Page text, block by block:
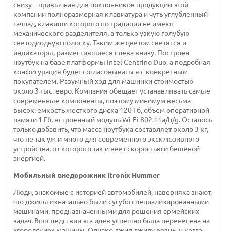
снизу – привычная для поклонников продукции этой
компании полноразмерная клавиатура и чуть углубленный
тачпад, клавиши которого по традиции не имеют
механического разделителя, а только узкую голубую
светодиодную полоску. Таким же цветом светятся и
индикаторы, разместившиеся слева внизу. Построен
ноутбук на базе платформы Intel Centrino Duo, а подробная
конфигурация будет согласовываться с конкретным
покупателем. Разумный ход для машинки стоимостью
около 3 тыс.евро. Компания обещает устанавливать самые
современные компоненты, поэтому минимум весьма
высок: емкость жесткогодиска 120 Гб,объем оперативной
памяти 1 Гб, встроенный модульWi-Fi 802.11a/b/g. Осталось
только добавить, что масса ноутбука составляетоколо 3 кг,
что не так уж и много для современного эксклюзивного
устройства, от которого так и веет скоростью и бешеной
энергией.
Мобильный внедорожник Itronix Hummer
Люди, знакомые с историей автомобилей, наверняка знают,
что джипы изначально были сугубо специализированными
машинами, предназначенными для решения армейских
задач. Впоследствии эта идея успешно была перенесена на